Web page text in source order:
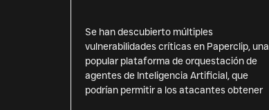
Se han descubierto múltiples
vulnerabilidades críticas en Paperclip, una
popular plataforma de orquestación de
agentes de Inteligencia Artificial, que
podrían permitir a los atacantes obtener